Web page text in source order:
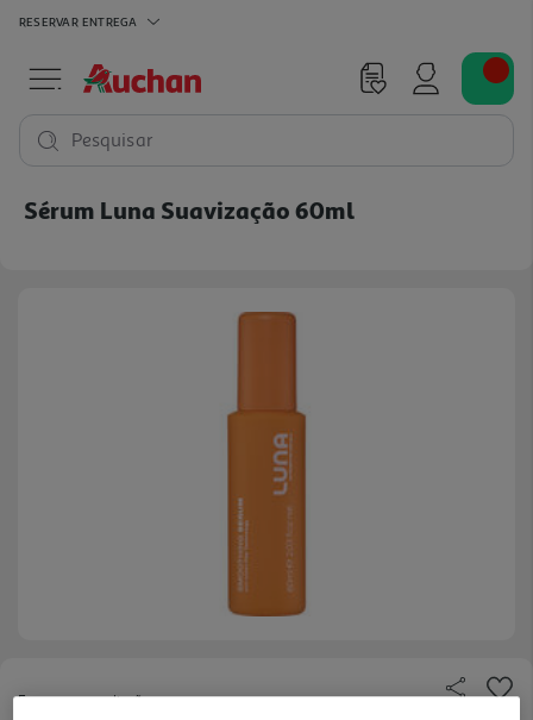
RESERVAR ENTREGA
Pesquisar
Sérum Luna Suavização 60ml
Faça a sua avaliação